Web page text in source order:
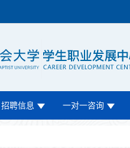
招聘信息 一对一咨询